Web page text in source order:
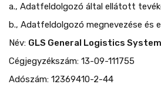
a., Adatfeldolgozó által ellátott
b., Adatfeldolgozó megnevezése és
Név: GLS General Logistics
Cégjegyzékszám: 13-09-111755
Adószám: 12369410-2-44